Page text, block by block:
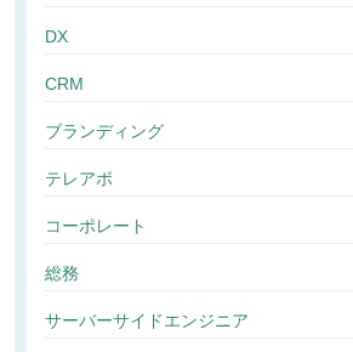
DX
CRM
ブランディング
テレアポ
コーポレート
総務
サーバーサイドエンジニア